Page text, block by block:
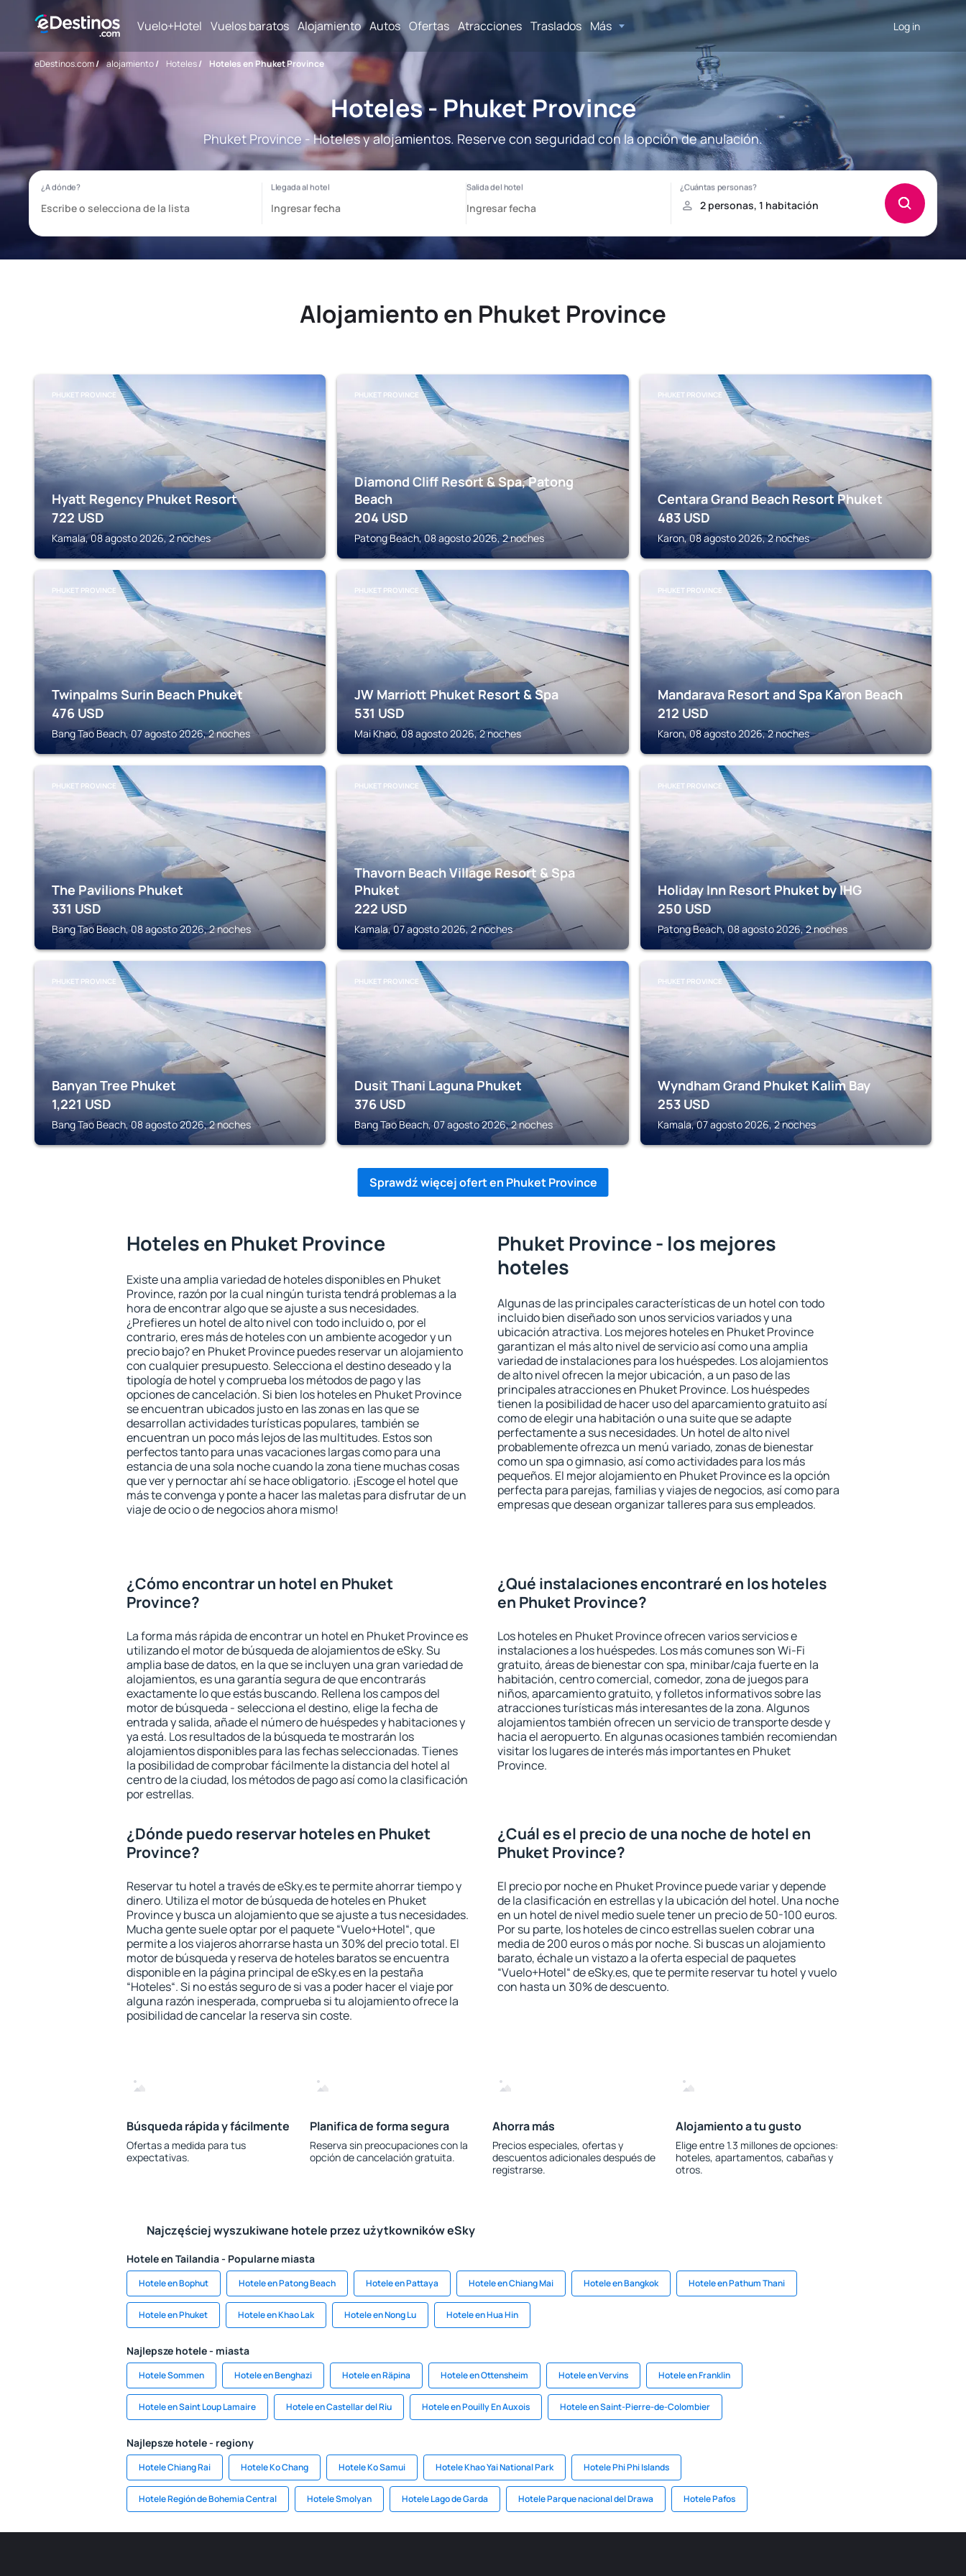
Vuelo+Hotel Vuelos baratos Alojamiento Autos Ofertas Atracciones Traslados Más Log in
eDestinos.com/ alojamiento/ Hoteles/ Hoteles en Phuket Province
Hoteles - Phuket Province
Phuket Province - Hoteles y alojamientos. Reserve con seguridad con la opción de anulación.
Alojamiento en Phuket Province
PHUKET PROVINCE
Hyatt Regency Phuket Resort
722 USD
Kamala, 08 agosto 2026, 2 noches
PHUKET PROVINCE
Diamond Cliff Resort & Spa, Patong
Beach
204 USD
Patong Beach, 08 agosto 2026, 2 noches
PHUKET PROVINCE
Centara Grand Beach Resort Phuket
483 USD
Karon, 08 agosto 2026, 2 noches
PHUKET PROVINCE
Twinpalms Surin Beach Phuket
476 USD
Bang Tao Beach, 07 agosto 2026, 2 noches
PHUKET PROVINCE
JW Marriott Phuket Resort & Spa
531 USD
Mai Khao, 08 agosto 2026, 2 noches
PHUKET PROVINCE
Mandarava Resort and Spa Karon Beach
212 USD
Karon, 08 agosto 2026, 2 noches
PHUKET PROVINCE
The Pavilions Phuket
331 USD
Bang Tao Beach, 08 agosto 2026, 2 noches
PHUKET PROVINCE
Thavorn Beach Village Resort & Spa
Phuket
222 USD
Kamala, 07 agosto 2026, 2 noches
PHUKET PROVINCE
Holiday Inn Resort Phuket by IHG
250 USD
Patong Beach, 08 agosto 2026, 2 noches
PHUKET PROVINCE
Banyan Tree Phuket
1,221 USD
Bang Tao Beach, 08 agosto 2026, 2 noches
PHUKET PROVINCE
Dusit Thani Laguna Phuket
376 USD
Bang Tao Beach, 07 agosto 2026, 2 noches
PHUKET PROVINCE
Wyndham Grand Phuket Kalim Bay
253 USD
Kamala, 07 agosto 2026, 2 noches
Sprawdź więcej ofert en Phuket Province
Hoteles en Phuket Province
Existe una amplia variedad de hoteles disponibles en Phuket
Province, razón por la cual ningún turista tendrá problemas a la
hora de encontrar algo que se ajuste a sus necesidades.
¿Prefieres un hotel de alto nivel con todo incluido o, por el
contrario, eres más de hoteles con un ambiente acogedor y un
precio bajo? en Phuket Province puedes reservar un alojamiento
con cualquier presupuesto. Selecciona el destino deseado y la
tipología de hotel y comprueba los métodos de pago y las
opciones de cancelación. Si bien los hoteles en Phuket Province
se encuentran ubicados justo en las zonas en las que se
desarrollan actividades turísticas populares, también se
encuentran un poco más lejos de las multitudes. Estos son
perfectos tanto para unas vacaciones largas como para una
estancia de una sola noche cuando la zona tiene muchas cosas
que ver y pernoctar ahí se hace obligatorio. ¡Escoge el hotel que
más te convenga y ponte a hacer las maletas para disfrutar de un
viaje de ocio o de negocios ahora mismo!
Phuket Province - los mejores
hoteles
Algunas de las principales características de un hotel con todo
incluido bien diseñado son unos servicios variados y una
ubicación atractiva. Los mejores hoteles en Phuket Province
garantizan el más alto nivel de servicio así como una amplia
variedad de instalaciones para los huéspedes. Los alojamientos
de alto nivel ofrecen la mejor ubicación, a un paso de las
principales atracciones en Phuket Province. Los huéspedes
tienen la posibilidad de hacer uso del aparcamiento gratuito así
como de elegir una habitación o una suite que se adapte
perfectamente a sus necesidades. Un hotel de alto nivel
probablemente ofrezca un menú variado, zonas de bienestar
como un spa o gimnasio, así como actividades para los más
pequeños. El mejor alojamiento en Phuket Province es la opción
perfecta para parejas, familias y viajes de negocios, así como para
empresas que desean organizar talleres para sus empleados.
¿Cómo encontrar un hotel en Phuket
Province?
La forma más rápida de encontrar un hotel en Phuket Province es
utilizando el motor de búsqueda de alojamientos de eSky. Su
amplia base de datos, en la que se incluyen una gran variedad de
alojamientos, es una garantía segura de que encontrarás
exactamente lo que estás buscando. Rellena los campos del
motor de búsqueda - selecciona el destino, elige la fecha de
entrada y salida, añade el número de huéspedes y habitaciones y
ya está. Los resultados de la búsqueda te mostrarán los
alojamientos disponibles para las fechas seleccionadas. Tienes
la posibilidad de comprobar fácilmente la distancia del hotel al
centro de la ciudad, los métodos de pago así como la clasificación
por estrellas.
¿Qué instalaciones encontraré en los hoteles
en Phuket Province?
Los hoteles en Phuket Province ofrecen varios servicios e
instalaciones a los huéspedes. Los más comunes son Wi-Fi
gratuito, áreas de bienestar con spa, minibar/caja fuerte en la
habitación, centro comercial, comedor, zona de juegos para
niños, aparcamiento gratuito, y folletos informativos sobre las
atracciones turísticas más interesantes de la zona. Algunos
alojamientos también ofrecen un servicio de transporte desde y
hacia el aeropuerto. En algunas ocasiones también recomiendan
visitar los lugares de interés más importantes en Phuket
Province.
¿Dónde puedo reservar hoteles en Phuket
Province?
Reservar tu hotel a través de eSky.es te permite ahorrar tiempo y
dinero. Utiliza el motor de búsqueda de hoteles en Phuket
Province y busca un alojamiento que se ajuste a tus necesidades.
Mucha gente suele optar por el paquete “Vuelo+Hotel“, que
permite a los viajeros ahorrarse hasta un 30% del precio total. El
motor de búsqueda y reserva de hoteles baratos se encuentra
disponible en la página principal de eSky.es en la pestaña
“Hoteles“. Si no estás seguro de si vas a poder hacer el viaje por
alguna razón inesperada, comprueba si tu alojamiento ofrece la
posibilidad de cancelar la reserva sin coste.
¿Cuál es el precio de una noche de hotel en
Phuket Province?
El precio por noche en Phuket Province puede variar y depende
de la clasificación en estrellas y la ubicación del hotel. Una noche
en un hotel de nivel medio suele tener un precio de 50-100 euros.
Por su parte, los hoteles de cinco estrellas suelen cobrar una
media de 200 euros o más por noche. Si buscas un alojamiento
barato, échale un vistazo a la oferta especial de paquetes
“Vuelo+Hotel“ de eSky.es, que te permite reservar tu hotel y vuelo
con hasta un 30% de descuento.
Búsqueda rápida y fácilmente
Ofertas a medida para tus
expectativas.
Planifica de forma segura
Reserva sin preocupaciones con la
opción de cancelación gratuita.
Ahorra más
Precios especiales, ofertas y
descuentos adicionales después de
registrarse.
Alojamiento a tu gusto
Elige entre 1.3 millones de opciones:
hoteles, apartamentos, cabañas y
otros.
Najczęściej wyszukiwane hotele przez użytkowników eSky
Hotele en Tailandia - Popularne miasta
Hotele en Bophut Hotele en Patong Beach Hotele en Pattaya Hotele en Chiang Mai Hotele en Bangkok Hotele en Pathum Thani
Hotele en Phuket Hotele en Khao Lak Hotele en Nong Lu Hotele en Hua Hin
Najlepsze hotele - miasta
Hotele Sommen Hotele en Benghazi Hotele en Räpina Hotele en Ottensheim Hotele en Vervins Hotele en Franklin
Hotele en Saint Loup Lamaire Hotele en Castellar del Riu Hotele en Pouilly En Auxois Hotele en Saint-Pierre-de-Colombier
Najlepsze hotele - regiony
Hotele Chiang Rai Hotele Ko Chang Hotele Ko Samui Hotele Khao Yai National Park Hotele Phi Phi Islands
Hotele Región de Bohemia Central Hotele Smolyan Hotele Lago de Garda Hotele Parque nacional del Drawa Hotele Pafos